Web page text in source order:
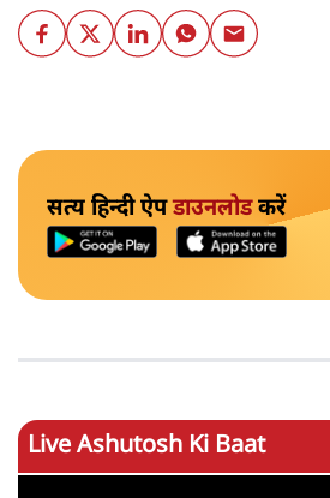
सत्य हिन्दी ऐपडाउनलोडकरें
Live Ashutosh Ki Baat